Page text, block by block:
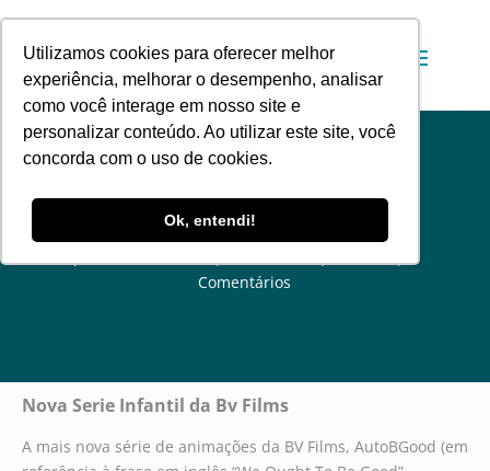
Utilizamos cookies para oferecer melhor
experiência, melhorar o desempenho, analisar
como você interage em nosso site e
personalizar conteúdo. Ao utilizar este site, você
concorda com o uso de cookies.
Ok, entendi!
Novidades para seus filhos
Comentários
Nova Serie Infantil da Bv Films
A mais nova série de animações da BV Films, AutoBGood (em